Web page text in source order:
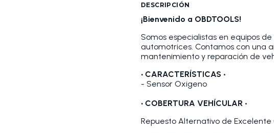
DESCRIPCIÓN
¡Bienvenido a OBDTOOLS!
Somos especialistas en equipos
automotrices. Contamos con una
mantenimiento y reparación de
• CARACTERÍSTICAS •
- Sensor Oxigeno
• COBERTURA VEHÍCULAR •
Repuesto Alternativo de Excelente